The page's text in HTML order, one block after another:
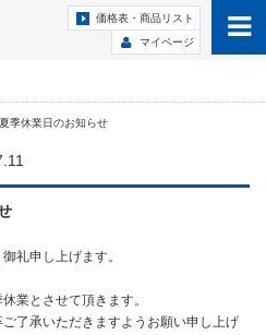
価格表・商品リスト
マイページ
季休業日のお知らせ
礼申し上げます。
業とさせて頂きます。
了承いただきますようお願い申し上げ